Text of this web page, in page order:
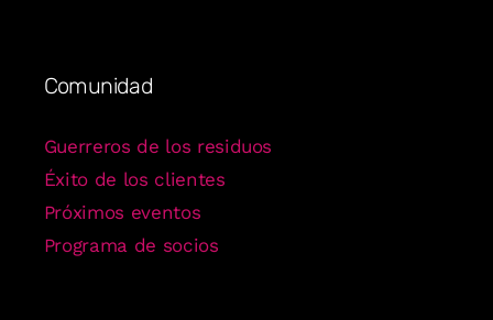
Comunidad
Guerreros de los residuos
Éxito de los clientes
Próximos eventos
Programa de socios